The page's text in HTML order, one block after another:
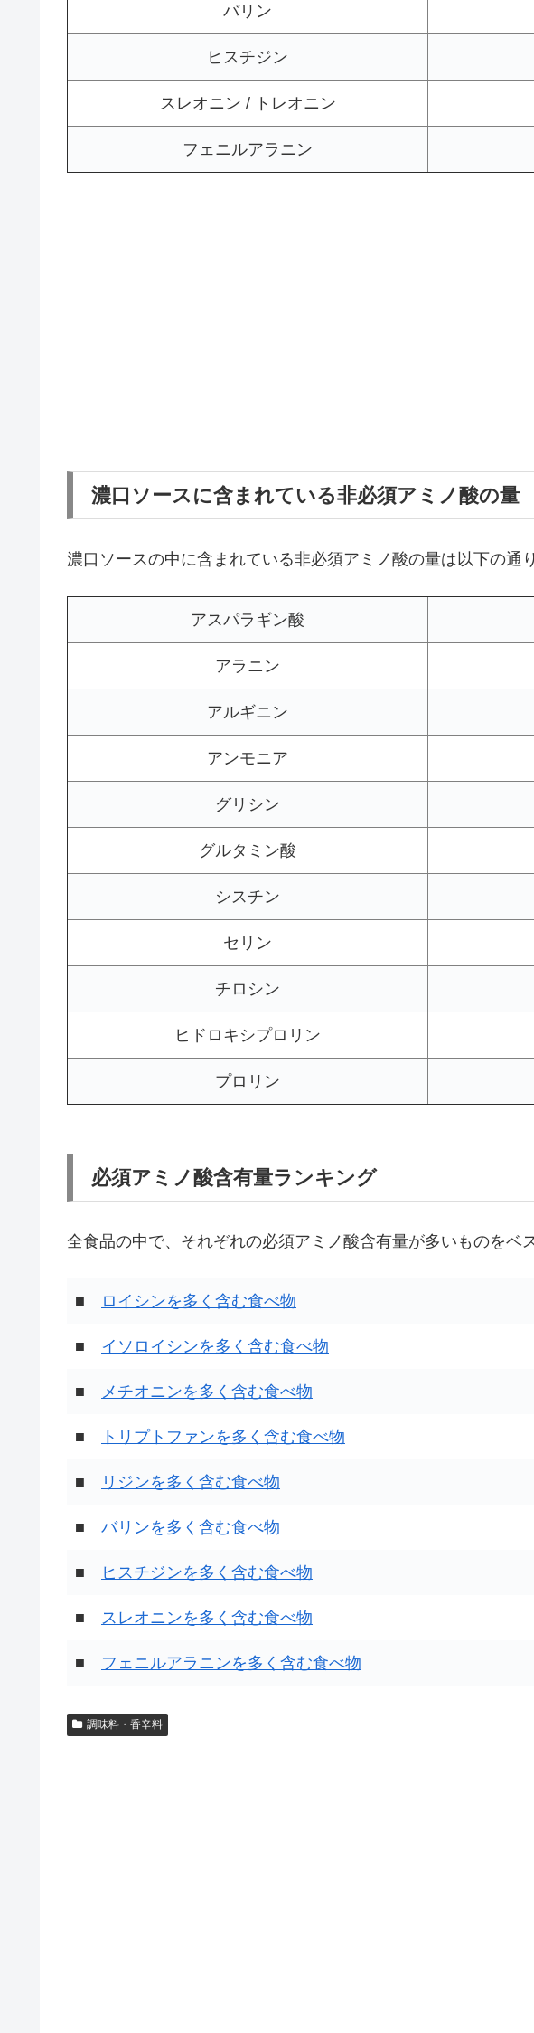
バリン
ヒスチジン
スレオニン / トレオニン
フェニルアラニン
濃口ソースに含まれている非必須アミノ酸の量
濃口ソースの中に含まれている非必須アミノ酸の量は以下の通
アスパラギン酸
アラニン
アルギニン
アンモニア
グリシン
グルタミン酸
シスチン
セリン
チロシン
ヒドロキシプロリン
プロリン
必須アミノ酸含有量ランキング
全食品の中で、それぞれの必須アミノ酸含有量が多いものをベ
■ ロイシンを多く含む食べ物
■ イソロイシンを多く含む食べ物
■ メチオニンを多く含む食べ物
■ トリプトファンを多く含む食べ物
■ リジンを多く含む食べ物
■ バリンを多く含む食べ物
■ ヒスチジンを多く含む食べ物
■ スレオニンを多く含む食べ物
■ フェニルアラニンを多く含む食べ物
調味料・香辛料